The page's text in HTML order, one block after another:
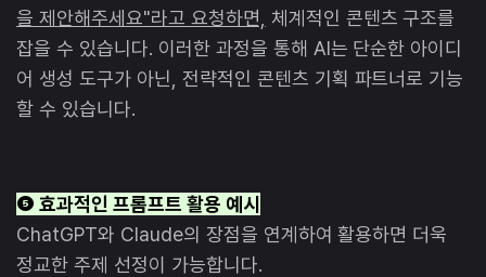
을 제안해주세요"라고 요청하면, 체계적인 콘텐츠 구조를
잡을 수 있습니다. 이러한 과정을 통해 AI는 단순한 아이디
어 생성 도구가 아닌, 전략적인 콘텐츠 기획 파트너로 기능
할 수 있습니다.
❺ 효과적인 프롬프트 활용 예시
ChatGPT와 Claude의 장점을 연계하여 활용하면 더욱
정교한 주제 선정이 가능합니다.